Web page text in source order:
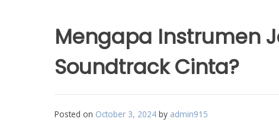
Mengapa Instrumen
Soundtrack Cinta?
Posted on October 3, 2024 by admin915